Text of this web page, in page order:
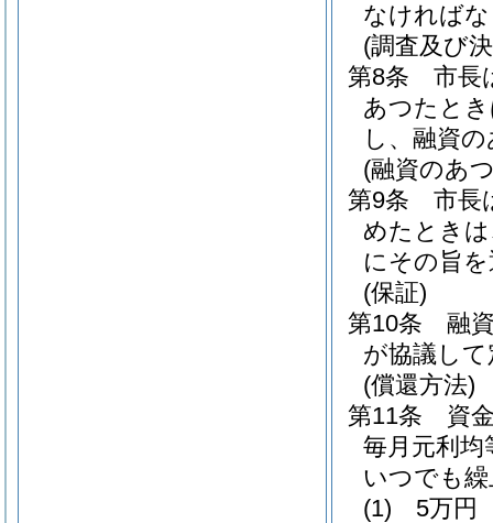
なければ
(調査及び
第8条
市長
あつたと
し、融資
(融資のあ
第9条
市長
めたとき
にその旨
(保証)
第10条
融
が協議し
(償還方法)
第11条
資
毎月元利
いつでも
(1)
5万円